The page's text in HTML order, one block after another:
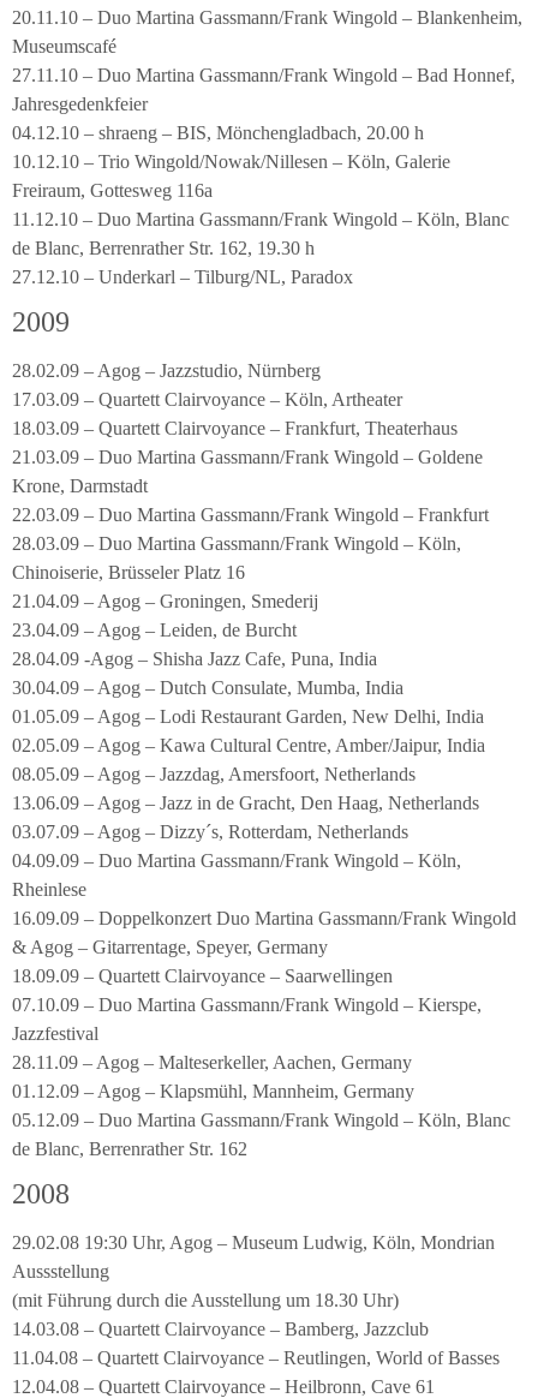
20.11.10 – Duo Martina Gassmann/Frank Wingold – Blankenheim,
Museumscafé
27.11.10 – Duo Martina Gassmann/Frank Wingold – Bad Honnef,
Jahresgedenkfeier
04.12.10 – shraeng – BIS, Mönchengladbach, 20.00 h
10.12.10 – Trio Wingold/Nowak/Nillesen – Köln, Galerie
Freiraum, Gottesweg 116a
11.12.10 – Duo Martina Gassmann/Frank Wingold – Köln, Blanc
de Blanc, Berrenrather Str. 162, 19.30 h
27.12.10 – Underkarl – Tilburg/NL, Paradox
2009
28.02.09 – Agog – Jazzstudio, Nürnberg
17.03.09 – Quartett Clairvoyance – Köln, Artheater
18.03.09 – Quartett Clairvoyance – Frankfurt, Theaterhaus
21.03.09 – Duo Martina Gassmann/Frank Wingold – Goldene
Krone, Darmstadt
22.03.09 – Duo Martina Gassmann/Frank Wingold – Frankfurt
28.03.09 – Duo Martina Gassmann/Frank Wingold – Köln,
Chinoiserie, Brüsseler Platz 16
21.04.09 – Agog – Groningen, Smederij
23.04.09 – Agog – Leiden, de Burcht
28.04.09 -Agog – Shisha Jazz Cafe, Puna, India
30.04.09 – Agog – Dutch Consulate, Mumba, India
01.05.09 – Agog – Lodi Restaurant Garden, New Delhi, India
02.05.09 – Agog – Kawa Cultural Centre, Amber/Jaipur, India
08.05.09 – Agog – Jazzdag, Amersfoort, Netherlands
13.06.09 – Agog – Jazz in de Gracht, Den Haag, Netherlands
03.07.09 – Agog – Dizzy´s, Rotterdam, Netherlands
04.09.09 – Duo Martina Gassmann/Frank Wingold – Köln,
Rheinlese
16.09.09 – Doppelkonzert Duo Martina Gassmann/Frank Wingold
& Agog – Gitarrentage, Speyer, Germany
18.09.09 – Quartett Clairvoyance – Saarwellingen
07.10.09 – Duo Martina Gassmann/Frank Wingold – Kierspe,
Jazzfestival
28.11.09 – Agog – Malteserkeller, Aachen, Germany
01.12.09 – Agog – Klapsmühl, Mannheim, Germany
05.12.09 – Duo Martina Gassmann/Frank Wingold – Köln, Blanc
de Blanc, Berrenrather Str. 162
2008
29.02.08 19:30 Uhr, Agog – Museum Ludwig, Köln, Mondrian
Aussstellung
(mit Führung durch die Ausstellung um 18.30 Uhr)
14.03.08 – Quartett Clairvoyance – Bamberg, Jazzclub
11.04.08 – Quartett Clairvoyance – Reutlingen, World of Basses
12.04.08 – Quartett Clairvoyance – Heilbronn, Cave 61